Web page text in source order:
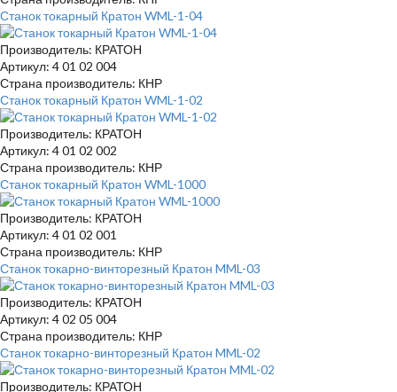
Станок токарный Кратон WML-1-04
Производитель: КРАТОН
Артикул: 4 01 02 004
Страна производитель: КНР
Станок токарный Кратон WML-1-02
Производитель: КРАТОН
Артикул: 4 01 02 002
Страна производитель: КНР
Станок токарный Кратон WML-1000
Производитель: КРАТОН
Артикул: 4 01 02 001
Страна производитель: КНР
Станок токарно-винторезный Кратон MML-03
Производитель: КРАТОН
Артикул: 4 02 05 004
Страна производитель: КНР
Станок токарно-винторезный Кратон MML-02
Производитель: КРАТОН